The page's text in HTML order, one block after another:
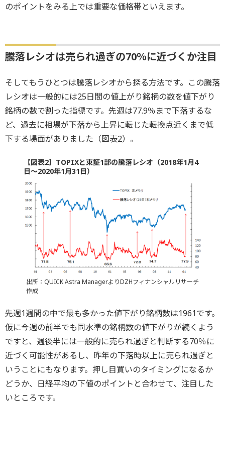
のポイントをみる上では重要な価格帯といえます。
騰落レシオは売られ過ぎの70％に近づくか注目
そしてもうひとつは騰落レシオから探る方法です。この騰落
レシオは一般的には25日間の値上がり銘柄の数を値下がり
銘柄の数で割った指標です。先週は77.9％まで下落するな
ど、過去に相場が下落から上昇に転じた転換点近くまで低
下する場面がありました（図表2）。
【図表2】TOPIXと東証1部の騰落レシオ（2018年1月4
日～2020年1月31日）
出所：QUICK Astra ManagerよりDZHフィナンシャルリサーチ
作成
先週1週間の中で最も多かった値下がり銘柄数は1961です。
仮に今週の前半でも同水準の銘柄数の値下がりが続くよう
ですと、週後半には一般的に売られ過ぎと判断する70％に
近づく可能性があるし、昨年の下落時以上に売られ過ぎと
いうことにもなります。押し目買いのタイミングになるか
どうか、日経平均の下値のポイントと合わせて、注目した
いところです。